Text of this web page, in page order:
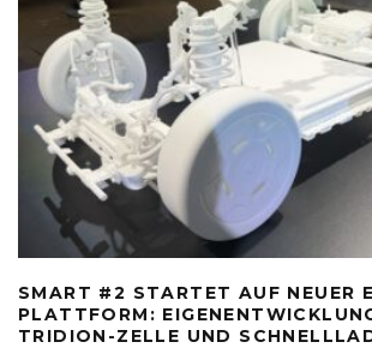
SMART #2 STARTET AUF NEUER
PLATTFORM:
TRIDION-ZELLE UND